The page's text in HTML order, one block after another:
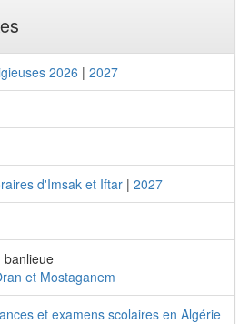
2026 | 2027
d'Imsak et Iftar | 2027
banlieue
et Mostaganem
et examens scolaires en Algérie